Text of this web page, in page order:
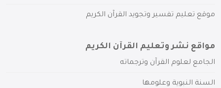
موقع تعليم تفسير وتجويد القرآن الكريم
مواقع نشر وتعليم القرآن الكريم
الجامع لعلوم القرآن وترجماته
السنة النبوية وعلومها